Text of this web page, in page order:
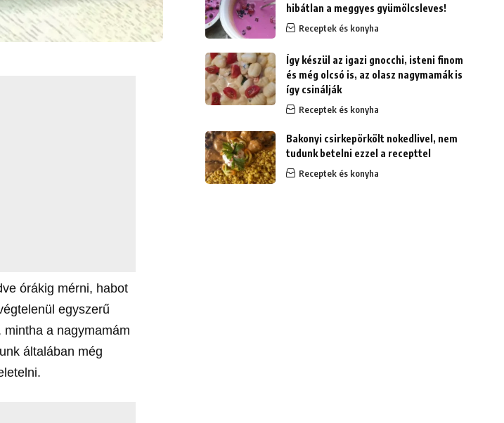
órákig mérni, habot
egyszerű
a nagymamám
általában még
hibátlan a meggyes gyümölcsleves!
Receptek és konyha
Így készül az igazi gnocchi, isteni finom
és még olcsó is, az olasz nagymamák is
így csinálják
Receptek és konyha
Bakonyi csirkepörkölt nokedlivel, nem
tudunk betelni ezzel a recepttel
Receptek és konyha